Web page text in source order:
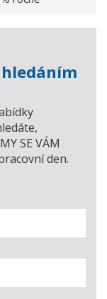
SE VÁM
den.